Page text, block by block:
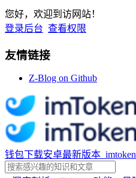
您好，欢迎到访网站！
登录后台 查看权限
友情链接
Z-Blog on Github
钱包下载安卓最新版本